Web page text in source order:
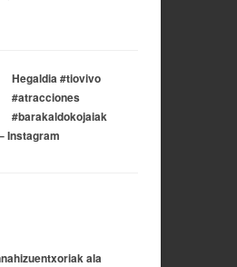
Hegaldia #tiovivo
#atracciones
#barakaldokojaiak
Instagram
ala